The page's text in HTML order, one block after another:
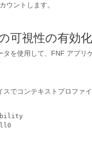
ウントします。
可視性の有効化
を使用して、FNF アプリ
でコンテキストプロファ